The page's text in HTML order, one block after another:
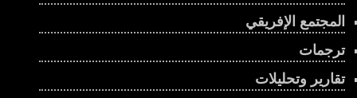
المجتمع الإفريقي
ترجمات
تقارير وتحليلات